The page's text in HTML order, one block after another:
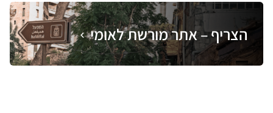
הצריף – אתר מורשת לאומי